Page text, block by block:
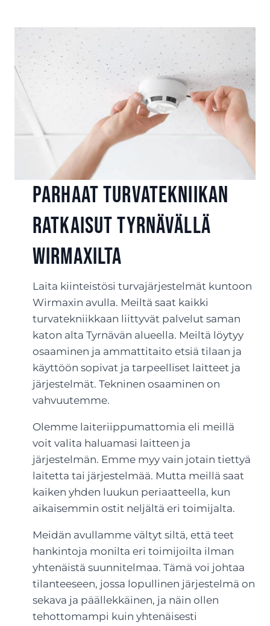
Parhaat turvatekniikan
ratkaisut Tyrnävällä
Wirmaxilta
Laita kiinteistösi turvajärjestelmät kuntoon
Wirmaxin avulla. Meiltä saat kaikki
turvatekniikkaan liittyvät palvelut saman
katon alta Tyrnävän alueella. Meiltä löytyy
osaaminen ja ammattitaito etsiä tilaan ja
käyttöön sopivat ja tarpeelliset laitteet ja
järjestelmät. Tekninen osaaminen on
vahvuutemme.
Olemme laiteriippumattomia eli meillä
voit valita haluamasi laitteen ja
järjestelmän. Emme myy vain jotain tiettyä
laitetta tai järjestelmää. Mutta meillä saat
kaiken yhden luukun periaatteella, kun
aikaisemmin ostit neljältä eri toimijalta.
Meidän avullamme vältyt siltä, että teet
hankintoja monilta eri toimijoilta ilman
yhtenäistä suunnitelmaa. Tämä voi johtaa
tilanteeseen, jossa lopullinen järjestelmä on
sekava ja päällekkäinen, ja näin ollen
tehottomampi kuin yhtenäisesti